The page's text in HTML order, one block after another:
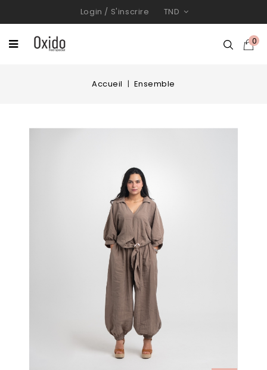
Login / S'inscrire TND
0
Accueil Ensemble